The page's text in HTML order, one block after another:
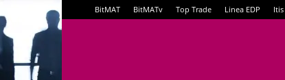
BitMAT BitMATv Top Trade Linea EDP